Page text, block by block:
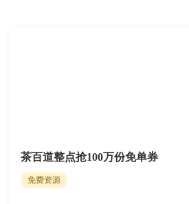
茶百道整点抢100万份免单券
免费资源